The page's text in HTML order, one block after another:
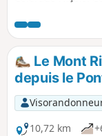
au campement de
pratiques).
Le Mont
depuis le
10,72 km